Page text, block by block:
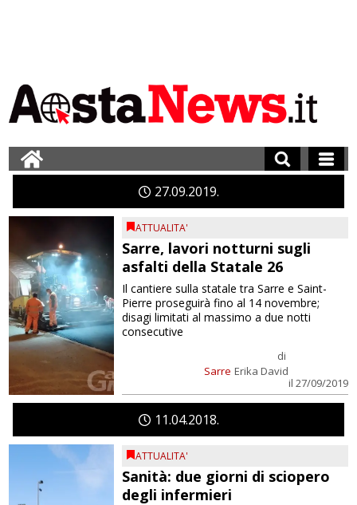
2709 2019
ATTUALITA'
Sarre, lavori notturni sugli
asfalti della Statale 26
Sarre
di
Erika David
il 27/09/2019
Il cantiere sulla statale tra Sarre e Saint-
Pierre proseguirà fino al 14 novembre;
disagi limitati al massimo a due notti
consecutive
11 04 2018
ATTUALITA'
Sanità: due giorni di sciopero
degli infermieri